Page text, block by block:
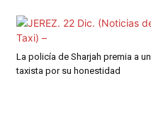
La policía de Sharjah premia a un
taxista por su honestidad